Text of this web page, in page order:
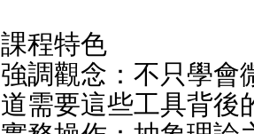
課程特色
強調觀念：不只學會
道需要這些工具背後